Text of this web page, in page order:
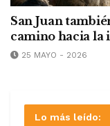
San Juan
camino hacia la
25 MAYO - 2026
Lo más leído: